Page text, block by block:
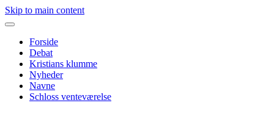
Skip to main content
Forside
Debat
Kristians klumme
Nyheder
Navne
Schloss venteværelse